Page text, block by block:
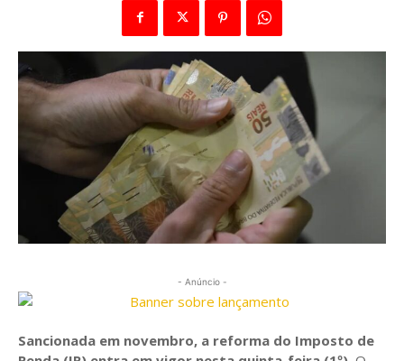
- Anúncio -
Sancionada em novembro, a reforma do Imposto de